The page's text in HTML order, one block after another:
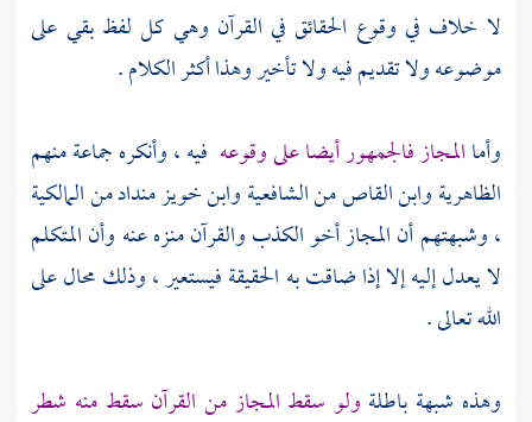
لا خلاف في وقوع الحقائق في القرآن وهي كل لفظ بقي على
موضوعه ولا تقديم فيه ولا تأخير وهذا أكثر الكلام .
وأماالمجاز فالجمهور أيضا على وقوعه فيه ، وأنكره جماعة منهم
الظاهريةوابن القاصمن الشافعيةوابن خويز مندادمن المالكية
، وشبهتهم أن المجاز أخو الكذب والقرآن منزه عنه وأن المتكلم
لا يعدل إليه إلا إذا ضاقت به الحقيقة فيستعير ، وذلك محال على
الله تعالى .
وهذه شبهة باطلة ولو سقط المجاز من القرآن سقط منه شطر